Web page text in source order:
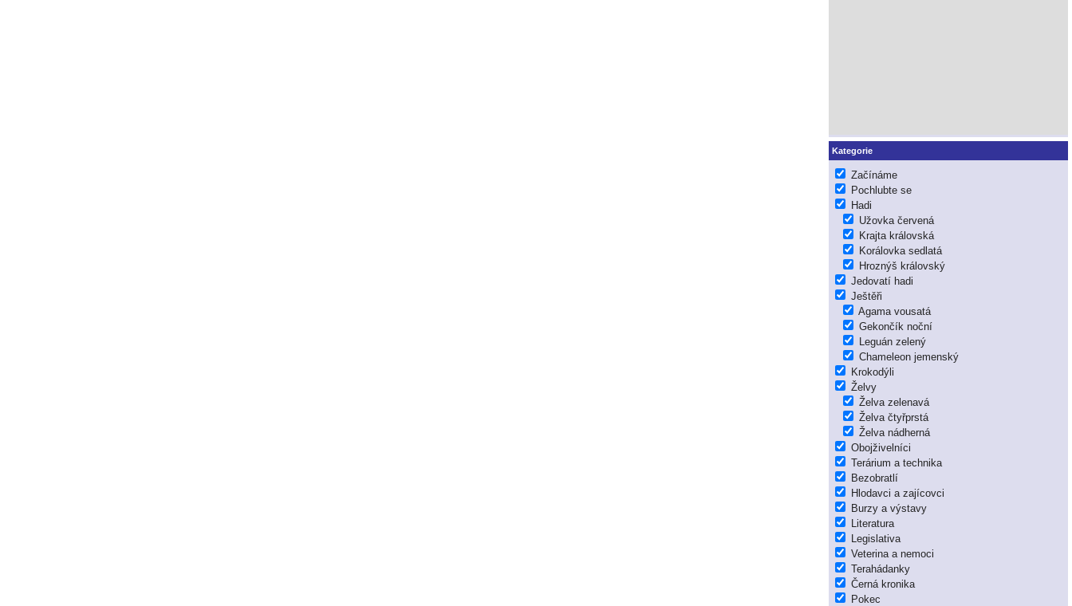
Kategorie
Začínáme
Pochlubte se
Hadi
Užovka červená
Krajta královská
Korálovka sedlatá
Hroznýš královský
Jedovatí hadi
Ještěři
Agama vousatá
Gekončík noční
Leguán zelený
Chameleon jemenský
Krokodýli
Želvy
Želva zelenavá
Želva čtyřprstá
Želva nádherná
Obojživelníci
Terárium a technika
Bezobratlí
Hlodavci a zajícovci
Burzy a výstavy
Literatura
Legislativa
Veterina a nemoci
Terahádanky
Černá kronika
Pokec